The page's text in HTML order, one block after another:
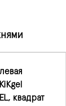
квадрат